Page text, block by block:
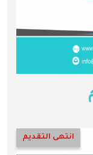
انتهى التقديم